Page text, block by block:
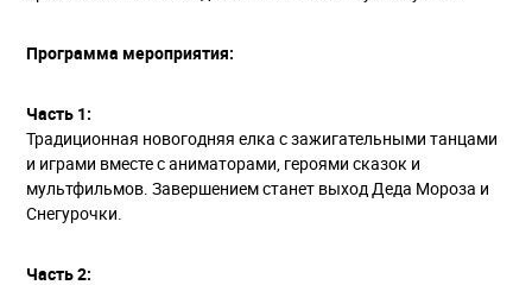
Программа мероприятия:
Часть 1:
Традиционная новогодняя елка с зажигательными танцами
и играми вместе с аниматорами, героями сказок и
мультфильмов. Завершением станет выход Деда Мороза и
Снегурочки.
Часть 2: